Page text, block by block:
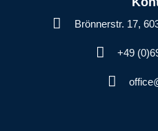
Brönnerstr. 17,
+49